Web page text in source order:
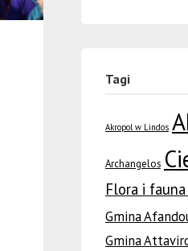
Tagi
Akropol w Lindos
Archangelos
Flora i
Gmina
Gmina